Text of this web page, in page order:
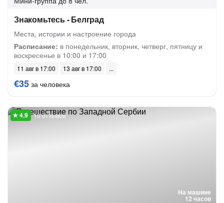
Знакомьтесь - Белград
Места, истории и настроение города
Расписание: в понедельник, вторник, четверг, пятницу и
воскресенье в 10:00 и 17:00
11 авг в 17:00 13 авг в 17:00
€35 за человека
На машине
12 часов
10 отзывов